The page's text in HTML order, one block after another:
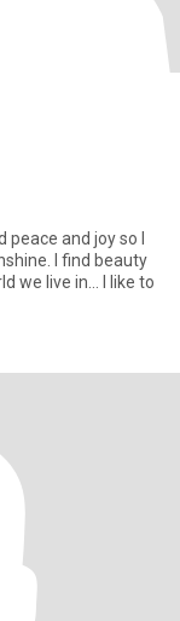
and joy so I
I find beauty
we live in… I like to